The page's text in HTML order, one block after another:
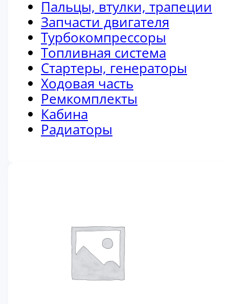
Пальцы, втулки, трапеции
Запчасти двигателя
Турбокомпрессоры
Топливная система
Стартеры, генераторы
Ходовая часть
Ремкомплекты
Кабина
Радиаторы